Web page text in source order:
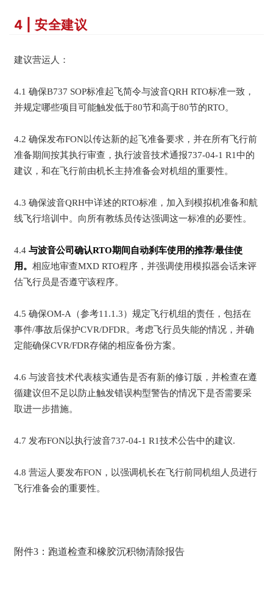
4 | 安全建议
建议营运人：
4.1 确保B737 SOP标准起飞简令与波音QRH RTO标准一致，
并规定哪些项目可能触发低于80节和高于80节的RTO。
4.2 确保发布FON以传达新的起飞准备要求，并在所有飞行前
准备期间按其执行审查，执行波音技术通报737-04-1 R1中的
建议，和在飞行前由机长主持准备会对机组的重要性。
4.3 确保波音QRH中详述的RTO标准，加入到模拟机准备和航
线飞行培训中。向所有教练员传达强调这一标准的必要性。
4.4 与波音公司确认RTO期间自动刹车使用的推荐/最佳使
用。 相应地审查MXD RTO程序，并强调使用模拟器会话来评
估飞行员是否遵守该程序。
4.5 确保OM-A（参考11.1.3）规定飞行机组的责任，包括在
事件/事故后保护CVR/DFDR。考虑飞行员失能的情况，并确
定能确保CVR/FDR存储的相应备份方案。
4.6 与波音技术代表核实通告是否有新的修订版，并检查在遵
循建议但不足以防止触发错误构型警告的情况下是否需要采
取进一步措施。
4.7 发布FON以执行波音737-04-1 R1技术公告中的建议.
4.8 营运人要发布FON，以强调机长在飞行前同机组人员进行
飞行准备会的重要性。
附件3：跑道检查和橡胶沉积物清除报告